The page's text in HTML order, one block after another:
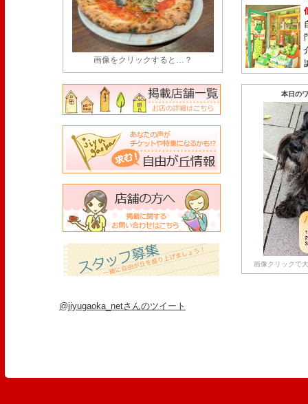
画像をクリックすると…？
本日の
画像クリックで
@jiyugaoka_netさんのツイート